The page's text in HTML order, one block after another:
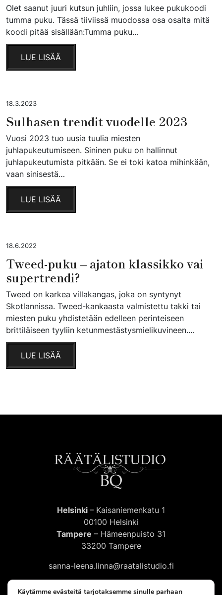
Olet saanut juuri kutsun juhliin, jossa lukee pukukoodi
tumma puku. Tässä tiiviissä muodossa osa osalta mitä
koodi pitää sisällään:Tumma puku…
LUE LISÄÄ
18.3.2023
Sulhasen trendit vuodelle 2023
Vuosi 2023 tuo uusia tuulia miesten
juhlapukeutumiseen. Sininen puku on hallinnut
juhlapukeutumista pitkään. Se ei toki katoa mihinkään,
vaan sinisestä…
LUE LISÄÄ
18.6.2022
Tweed-puku – ajaton klassikko vai
supertrendi?
Tweed on karkea villakangas, joka on syntynyt
Skotlannissa. Tweed-kankaasta valmistettu takki tai
miesten puku yhdistetään edelleen perinteiseen
brittiläiseen tyyliin ketunmestästysmielikuvineen.…
LUE LISÄÄ
Helsinki – Kaisaniemenkatu 1
00100 Helsinki
Tampere – Hämeenpuisto 31
33200 Tampere
sanna-leena.linna@raatalistudio.fi
Facebook
Pinterest
LinkedIn
Instagram
Käytämme evästeitä tarjotaksemme sinulle parhaan